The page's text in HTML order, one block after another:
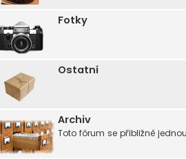
Fotky
Ostatní
Archiv
Toto fórum se přibližně